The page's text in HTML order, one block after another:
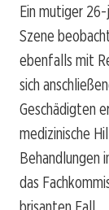
Ein mutiger
Szene
ebenfalls mit
sich
Geschädigten
medizinische
Behandlungen
das